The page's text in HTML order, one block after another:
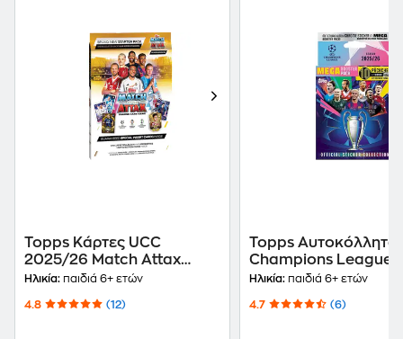
Topps Κάρτες UCC
2025/26 Match Attax
Standard Starter Pack
Ηλικία: παιδιά 6+ ετών
4.8 (12)
Topps Αυτοκόλλητα
Champions League
2025/26 Mega
Ηλικία: παιδιά 6+ ετών
4.7 (6)